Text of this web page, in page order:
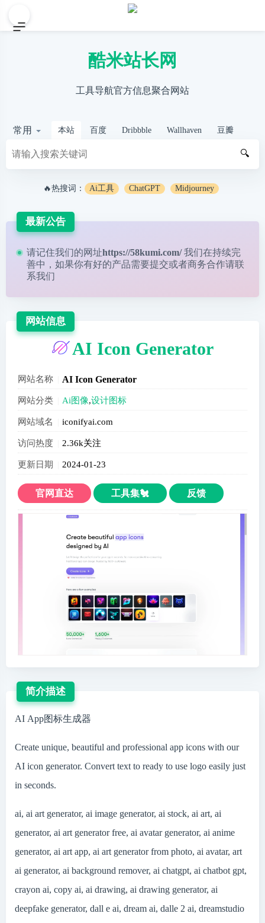
酷米站长网
工具导航官方信息聚合网站
常用 本站 百度 Dribbble Wallhaven 豆瓣
🔍
🔥热搜词： Ai工具 ChatGPT Midjourney
最新公告
请记住我们的网址https://58kumi.com/ 我们在持续完
善中，如果你有好的产品需要提交或者商务合作请联
系我们
网站信息
AI Icon Generator
网站名称 AI Icon Generator
网站分类 Ai图像,设计图标
网站域名 iconifyai.com
访问热度 2.36k关注
更新日期 2024-01-23
官网直达 工具集🐔 反馈
简介描述
AI App图标生成器
Create unique, beautiful and professional app icons with our
AI icon generator. Convert text to ready to use logo easily just
in seconds.
ai, ai art generator, ai image generator, ai stock, ai art, ai
generator, ai art generator free, ai avatar generator, ai anime
generator, ai art app, ai art generator from photo, ai avatar, art
ai generator, ai background remover, ai chatgpt, ai chatbot gpt,
crayon ai, copy ai, ai drawing, ai drawing generator, ai
deepfake generator, dall e ai, dream ai, dalle 2 ai, dreamstudio